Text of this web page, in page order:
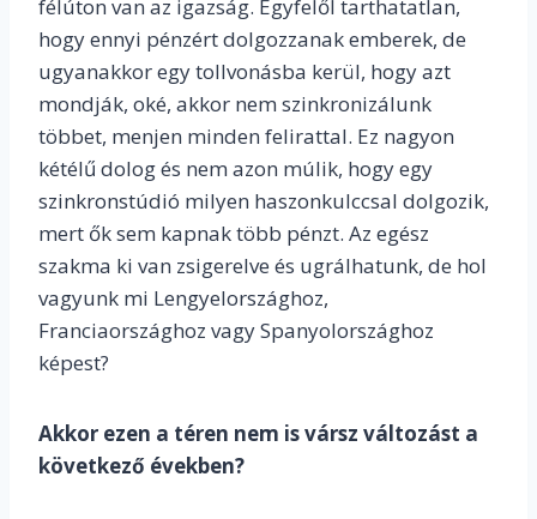
félúton van az igazság. Egyfelől tarthatatlan,
hogy ennyi pénzért dolgozzanak emberek, de
ugyanakkor egy tollvonásba kerül, hogy azt
mondják, oké, akkor nem szinkronizálunk
többet, menjen minden felirattal. Ez nagyon
kétélű dolog és nem azon múlik, hogy egy
szinkronstúdió milyen haszonkulccsal dolgozik,
mert ők sem kapnak több pénzt. Az egész
szakma ki van zsigerelve és ugrálhatunk, de hol
vagyunk mi Lengyelországhoz,
Franciaországhoz vagy Spanyolországhoz
képest?
Akkor ezen a téren nem is vársz változást a
következő években?